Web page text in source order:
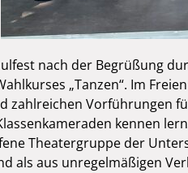
nach der Begrüßung
„Tanzen“. Im
zahlreichen Vorführungen
kennen
Theatergruppe der
als aus unregelmäßigen